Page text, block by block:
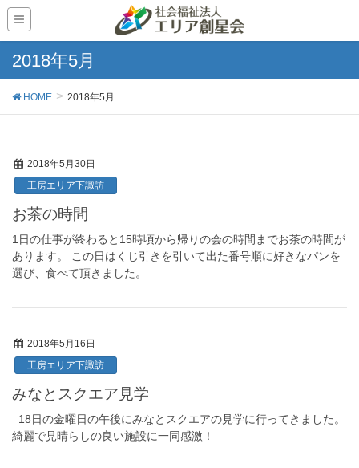
2018年5月
HOME 2018年5月
2018年5月30日
工房エリア下諏訪
お茶の時間
1日の仕事が終わると15時頃から帰りの会の時間までお茶の時間が
あります。 この日はくじ引きを引いて出た番号順に好きなパンを
選び、食べて頂きました。
2018年5月16日
工房エリア下諏訪
みなとスクエア見学
18日の金曜日の午後にみなとスクエアの見学に行ってきました。
綺麗で見晴らしの良い施設に一同感激！